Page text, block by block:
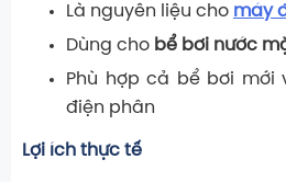
Là nguyên liệu cho máy
Dùng cho bể bơi nước
Phù hợp cả bể bơi
điện phân
Lợi ích thực tế